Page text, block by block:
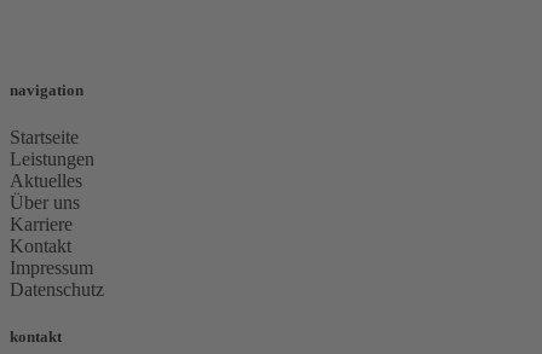
navigation
Startseite
Leistungen
Aktuelles
Über uns
Karriere
Kontakt
Impressum
Datenschutz
kontakt